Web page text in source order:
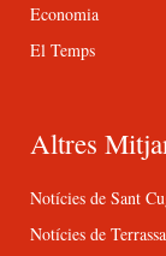
Economia
El Temps
Altres
Notícies de Sant
Notícies de Terrassa